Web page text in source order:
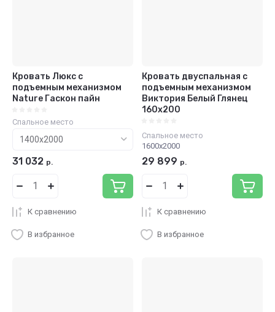
Кровать Люкс с
подъемным механизмом
Nature Гаскон пайн
Спальное место
31 032 р.
К сравнению
В избранное
Кровать двуспальная с
подъемным механизмом
Виктория Белый Глянец
160x200
Спальное место
1600х2000
29 899 р.
К сравнению
В избранное